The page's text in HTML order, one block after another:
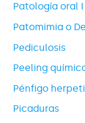
Patología oral
Patomimia o
Pediculosis
Peeling
Pénfigo
Picaduras